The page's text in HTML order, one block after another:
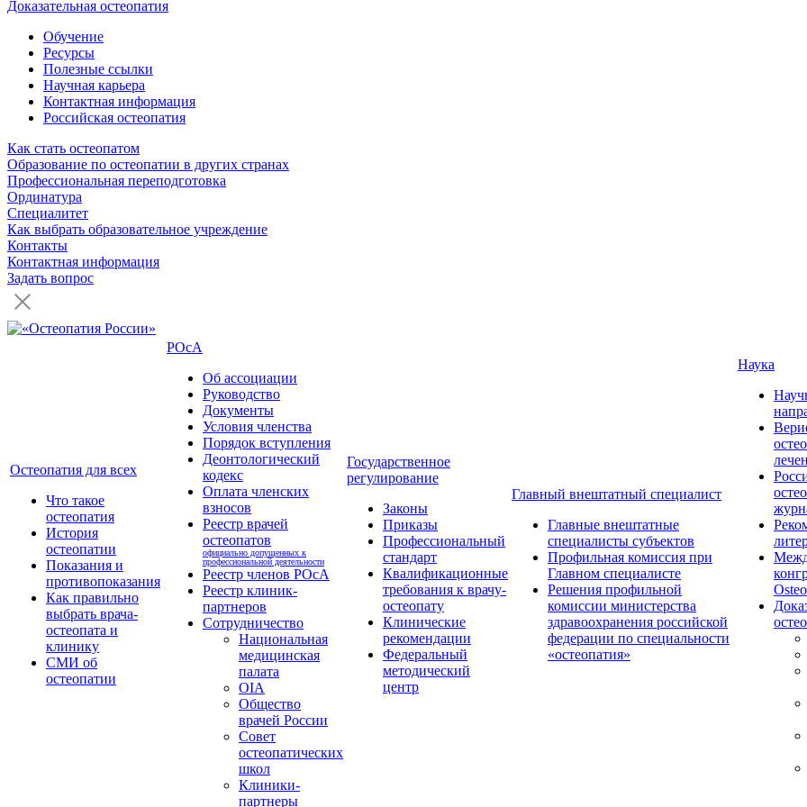
Доказательная остеопатия
Обучение
Ресурсы
Полезные ссылки
Научная карьера
Контактная информация
Российская остеопатия
Как стать остеопатом
Образование по остеопатии в других странах
Профессиональная переподготовка
Ординатура
Специалитет
Как выбрать образовательное учреждение
Контакты
Контактная информация
Задать вопрос
Остеопатия для всех
Что такое
остеопатия
История
остеопатии
Показания и
противопоказания
Как правильно
выбрать врача-
остеопата и
клинику
СМИ об
остеопатии
РОсА
Об ассоциации
Руководство
Документы
Условия членства
Порядок вступления
Деонтологический
кодекс
Оплата членских
взносов
Реестр врачей
остеопатов
официально допущенных к
профессиональной деятельности
Реестр членов РОсА
Реестр клиник-
партнеров
Сотрудничество
Национальная
медицинская
палата
OIA
Общество
врачей России
Совет
остеопатических
школ
Клиники-
партнеры
Государственное
регулирование
Законы
Приказы
Профессиональный
стандарт
Квалификационные
требования к врачу-
остеопату
Клинические
рекомендации
Федеральный
методический
центр
Главный внештатный специалист
Главные внештатные
специалисты субъектов
Профильная комиссия при
Главном специалисте
Решения профильной
комиссии министерства
здравоохранения российской
федерации по специальности
«остеопатия»
Наука